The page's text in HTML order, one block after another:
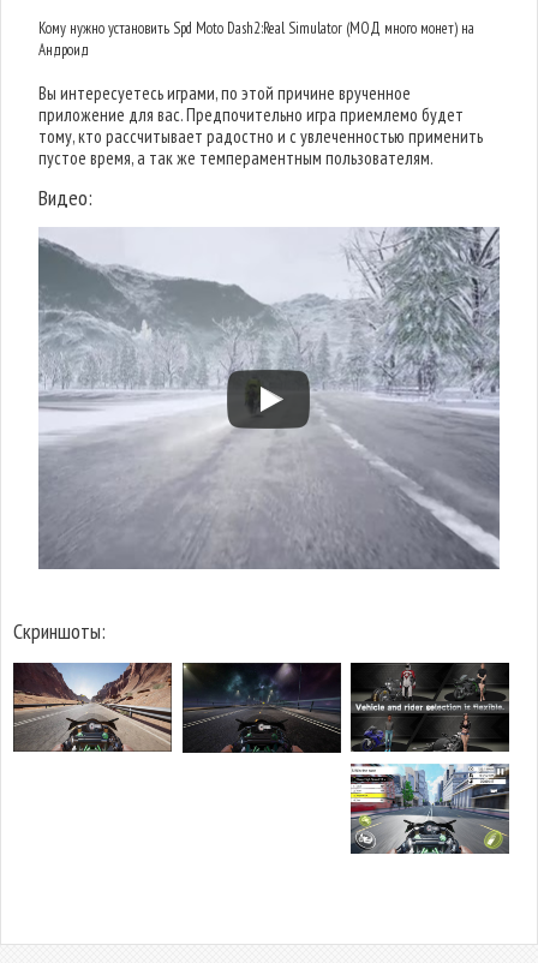
Кому нужно установить Spd Moto Dash2:Real Simulator (МОД много монет) на
Андроид
Вы интересуетесь играми, по этой причине врученное
приложение для вас. Предпочительно игра приемлемо будет
тому, кто рассчитывает радостно и с увлеченностью применить
пустое время, а так же темпераментным пользователям.
Видео:
Скриншоты: